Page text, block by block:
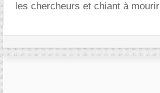
les chercheurs et chiant à mourir